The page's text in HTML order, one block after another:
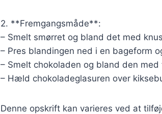
2. **Fremgangsmåde**:
– Smelt smørret og bland det med
– Pres blandingen ned i en bageform
– Smelt chokoladen og bland den
– Hæld chokoladeglasuren over
Denne opskrift kan varieres ved at